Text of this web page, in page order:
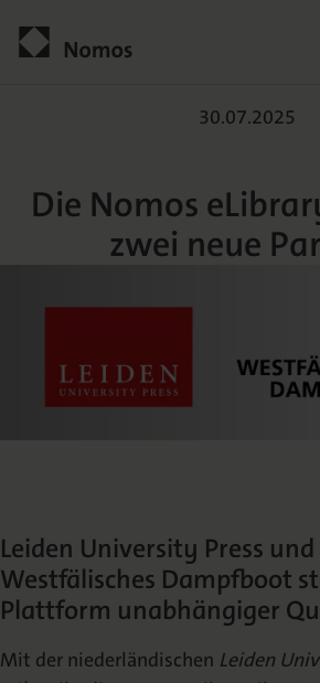
Ansprechpartner:innen
Das Lektorat
News
Rechtswissenschaft
Sozialwissenschaften
Blog
rund um Ihre Publikation
Open Access
Service
Presse
Presse & Rezensionswesen
Dozentenservice
Kontakt
Die Nomos30.07.2025
Die Nomos
zwei neue
Leiden University Press
Westfälisches Dampfboot
Plattform unabhängiger
Mit der niederländischen Leiden